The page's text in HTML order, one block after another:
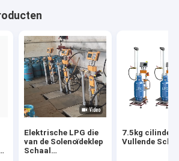
Elektrische LPG die
van de Solenoïdeklep
Schaal
7.5kg cilinder
Vullende